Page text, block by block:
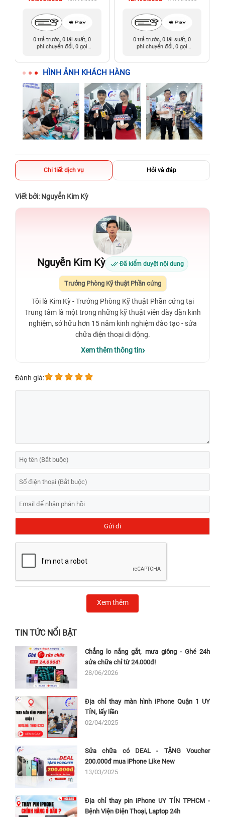
0 trả trước, 0 lãi suất, 0
phí chuyển đổi, 0 gọi
0 trả trước, 0 lãi suất, 0
phí chuyển đổi, 0 gọi
HÌNH ẢNH KHÁCH HÀNG
Chi tiết dịch vụ Hỏi và đáp
Viết bởi: Nguyễn Kim Kỳ
Nguyễn Kim Kỳ Đã kiểm duyệt nội dung
Trưởng Phòng Kỹ thuật Phần cứng
Tôi là Kim Kỳ - Trưởng Phòng Kỹ thuật Phần cứng tại
Trung tâm là một trong những kỹ thuật viên dày dặn kinh
nghiệm, sở hữu hơn 15 năm kinh nghiệm đào tạo - sửa
chữa điện thoại di động.
Xem thêm thông tin
Đánh giá:
Xem thêm
TIN TỨC NỔI BẬT
Chẳng lo nắng gắt, mưa giông - Ghé 24h
sửa chữa chỉ từ 24.000đ!
28/06/2026
Địa chỉ thay màn hình iPhone Quận 1 UY
TÍN, lấy liền
02/04/2025
Sửa chữa có DEAL - TẶNG Voucher
200.000đ mua iPhone Like New
13/03/2025
Địa chỉ thay pin iPhone UY TÍN TPHCM -
Bệnh Viện Điện Thoại, Laptop 24h